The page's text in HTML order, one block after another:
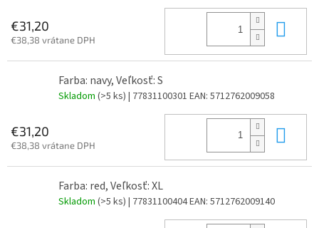
€31,20
€38,38 vrátane DPH
Farba: navy, Veľkosť: S
Skladom (>5 ks) | 77831100301 EAN: 5712762009058
€31,20
€38,38 vrátane DPH
Farba: red, Veľkosť: XL
Skladom (>5 ks) | 77831100404EAN: 5712762009140